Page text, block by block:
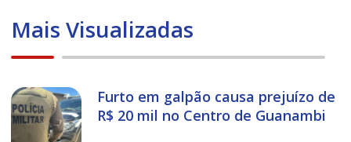
Mais Visualizadas
Furto em galpão causa prejuízo de
R$ 20 mil no Centro de Guanambi